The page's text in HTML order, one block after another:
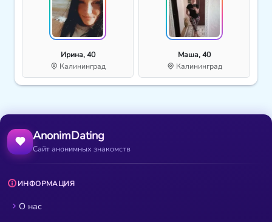
Ирина, 40
Калининград
Маша, 40
Калининград
AnonimDating
Сайт анонимных знакомств
ИНФОРМАЦИЯ
О нас